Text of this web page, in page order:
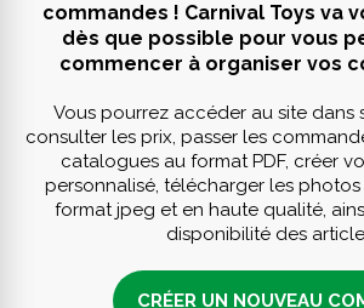
commandes ! Carnival Toys va
dès que possible pour vous
commencer à organiser vos
Vous pourrez accéder au site dans
consulter les prix, passer les
catalogues au format PDF, créer
personnalisé, télécharger les
format jpeg et en haute qualité,
disponibilité des
CRÉER UN NOUVEAU